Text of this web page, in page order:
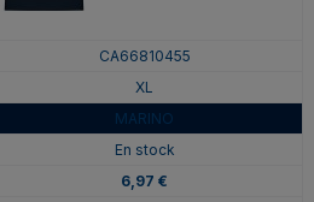
CA66810455
XL
MARINO
En stock
6,97 €